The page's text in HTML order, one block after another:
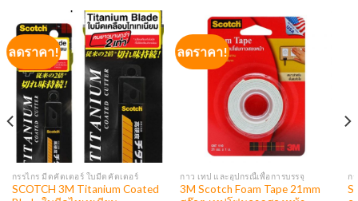
ลดราคา!
กรรไกร มีดคัตเตอร์ ใบมีดคัตเตอร์
SCOTCH 3M Titanium Coated
ลดราคา!
กาว เทป และอุปกรณืเพื่อการบรรจุ
3M Scotch Foam Tape 21mm
ก